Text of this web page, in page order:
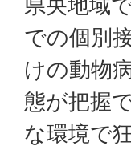
での個別
けの動物
態が把握
な環境で